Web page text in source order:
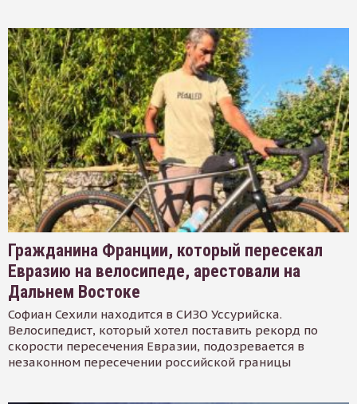
Гражданина Франции, который пересекал
Евразию на велосипеде, арестовали на
Дальнем Востоке
Софиан Сехили находится в СИЗО Уссурийска.
Велосипедист, который хотел поставить рекорд по
скорости пересечения Евразии, подозревается в
незаконном пересечении российской границы